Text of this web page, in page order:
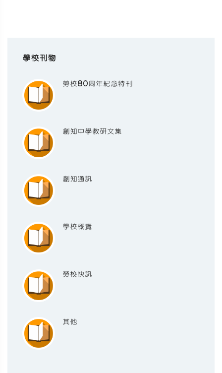
學校刊物
勞校80周年紀念特刊
創知中學教研文集
創知通訊
學校概覽
勞校快訊
其他